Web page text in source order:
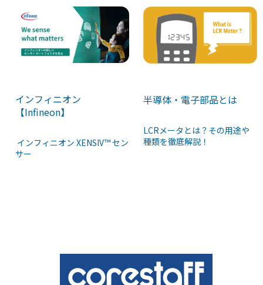
インフィニオン
【Infineon】
インフィニオン XENSIV™ セン
サー
半導体・電子部品とは
LCRメータとは？その用途や
種類を徹底解説！